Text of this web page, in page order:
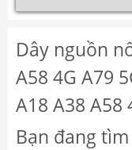
Dây nguồn
A58 4G A79
A18 A38 A58
Bạn đang